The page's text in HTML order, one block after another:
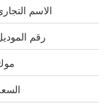
الاسم
رقم